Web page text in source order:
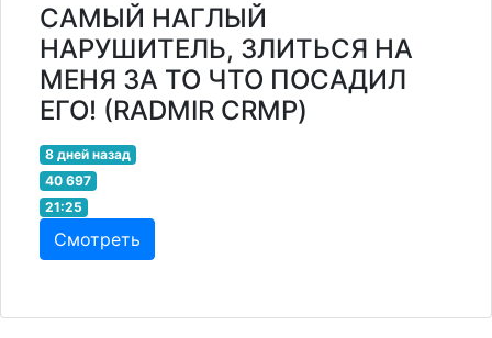
САМЫЙ НАГЛЫЙ
НАРУШИТЕЛЬ, ЗЛИТЬСЯ НА
МЕНЯ ЗА ТО ЧТО ПОСАДИЛ
ЕГО! (RADMIR CRMP)
8 дней назад
40 697
21:25
Смотреть